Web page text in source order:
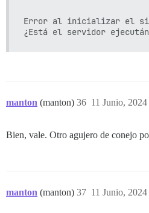
Error al inicializar el
manton (manton) 11 Junio,
36
Bien, vale. Otro agujero de conejo
manton (manton) 11 Junio,
37